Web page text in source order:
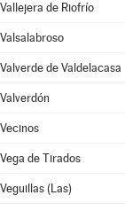
Vallejera de Riofrío
Valsalabroso
Valverde de Valdelacasa
Valverdón
Vecinos
Vega de Tirados
Veguillas (Las)